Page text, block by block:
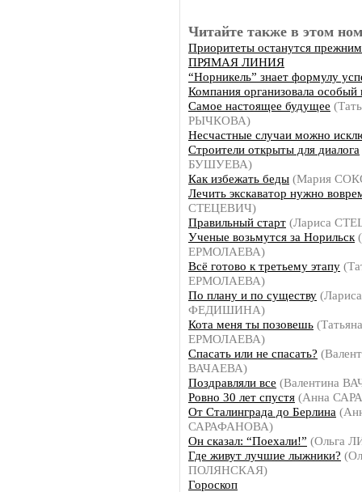
Читайте также в этом
Приоритеты останутся
ПРЯМАЯ ЛИНИЯ
“Норникель” знает формулу
Компания организовала особый
Самое настоящее будущее
РЫЧКОВА)
Несчастные случаи можно
Строители открыты для диалога
БУШУЕВА)
Как избежать беды (Мария
Лечить экскаватор нужно
СТЕЦЕВИЧ)
Правильный старт (Лариса
Ученые возьмутся за Норильск
ЕРМОЛАЕВА)
Всё готово к третьему этапу
ЕРМОЛАЕВА)
По плану и по существу (Лариса
ФЕДИШИНА)
Кота меня ты позовешь (Татьяна
ЕРМОЛАЕВА)
Спасать или не спасать?
ВАЧАЕВА)
Поздравляли все (Валентина
Ровно 30 лет спустя (Анна
От Сталинграда до Берлина
САРАФАНОВА)
Он сказал: “Поехали!” (Ольга
Где живут лучшие лыжники?
ПОЛЯНСКАЯ)
Гороскоп